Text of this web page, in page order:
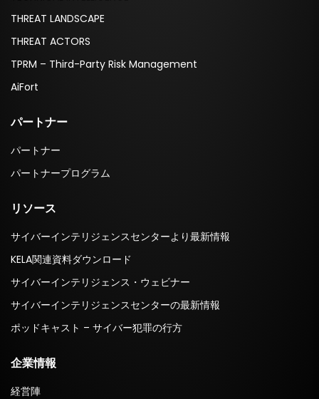
THREAT LANDSCAPE
THREAT ACTORS
TPRM – Third-Party Risk Management
AiFort
パートナー
パートナー
パートナープログラム
リソース
サイバーインテリジェンスセンターより最新情報
KELA関連資料ダウンロード
サイバーインテリジェンス・ウェビナー
サイバーインテリジェンスセンターの最新情報
ポッドキャスト – サイバー犯罪の行方
企業情報
経営陣